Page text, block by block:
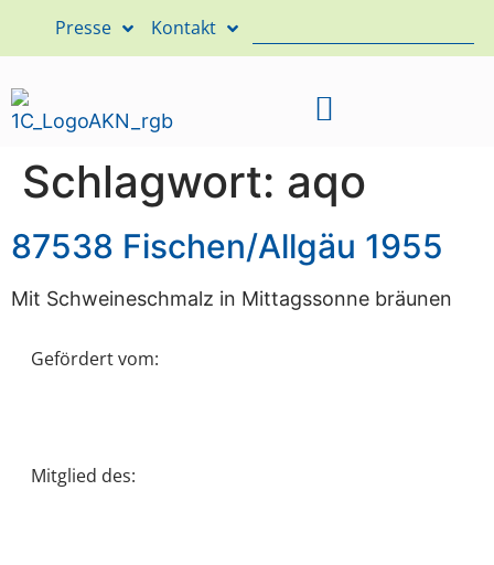
Presse Kontakt
Schlagwort: aqo
87538 Fischen/Allgäu 1955
Mit Schweineschmalz in Mittagssonne bräunen
Gefördert vom:
Mitglied des: